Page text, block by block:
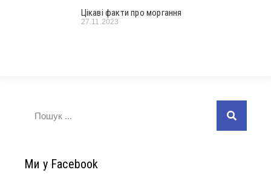
Цікаві факти про моргання
27.11.2023
Ми у Facebook